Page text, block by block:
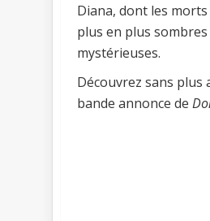
Diana, dont les
plus en plus
mystérieuses.
Découvrez sans plus
bande annonce de